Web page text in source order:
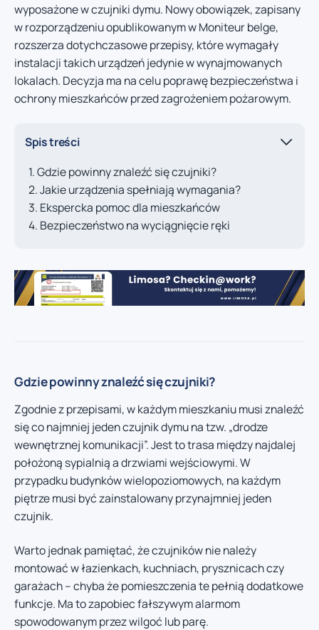
wyposażone w czujniki dymu. Nowy obowiązek, zapisany
w rozporządzeniu opublikowanym w Moniteur belge,
rozszerza dotychczasowe przepisy, które wymagały
instalacji takich urządzeń jedynie w wynajmowanych
lokalach. Decyzja ma na celu poprawę bezpieczeństwa i
ochrony mieszkańców przed zagrożeniem pożarowym.
Spis treści
Gdzie powinny znaleźć się czujniki?
Jakie urządzenia spełniają wymagania?
Ekspercka pomoc dla mieszkańców
Bezpieczeństwo na wyciągnięcie ręki
Gdzie powinny znaleźć się czujniki?
Zgodnie z przepisami, w każdym mieszkaniu musi znaleźć
się co najmniej jeden czujnik dymu na tzw. „drodze
wewnętrznej komunikacji”. Jest to trasa między najdalej
położoną sypialnią a drzwiami wejściowymi. W
przypadku budynków wielopoziomowych, na każdym
piętrze musi być zainstalowany przynajmniej jeden
czujnik.
Warto jednak pamiętać, że czujników nie należy
montować w łazienkach, kuchniach, prysznicach czy
garażach – chyba że pomieszczenia te pełnią dodatkowe
funkcje. Ma to zapobiec fałszywym alarmom
spowodowanym przez wilgoć lub parę.